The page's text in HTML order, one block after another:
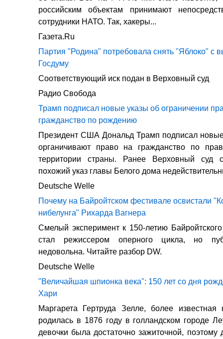
российским объектам принимают
сотрудники НАТО. Так, хакеры...
Газета.Ru
Партия "Родина" потребовала снять "Яблоко" с
Госдуму
Соответствующий иск подан в Верховный суд
Радио Свобода
Трамп подписал новые указы об ограничении
гражданство по рождению
Президент США Дональд Трамп подписал
органичивают право на гражданство по
территории страны. Ранее Верховный суд
похожий указ главы Белого дома
Deutsche Welle
Почему на Байройтском фестивале освистали
нибелунга" Рихарда Вагнера
Смелый эксперимент к 150-летию
стал режиссером оперного цикла, но
недовольна. Читайте разбор DW.
Deutsche Welle
"Величайшая шпионка века": 150 лет со дня
Хари
Маргарета Гертруда Зелле, более
родилась в 1876 году в голландском городе
девочки была достаточно зажиточной, поэтому